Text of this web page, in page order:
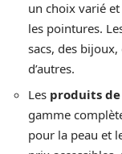
un choix varié
les pointures.
sacs, des
d’autres.
Les produits
gamme
pour la peau et